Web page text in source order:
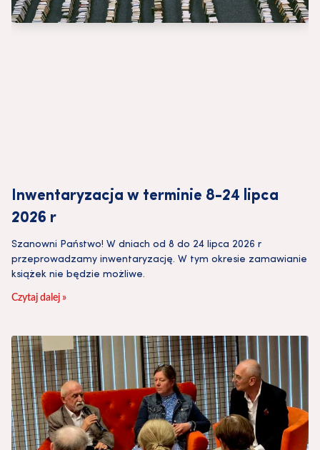
Inwentaryzacja w terminie 8-24 lipca
2026 r
Szanowni Państwo! W dniach od 8 do 24 lipca 2026 r
przeprowadzamy inwentaryzację. W tym okresie zamawianie
książek nie będzie możliwe.
Czytaj dalej »